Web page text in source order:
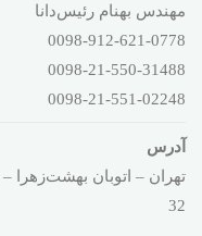
مهندس بهنام رئیس‌دانا
0098-912-621-0778
0098-21-550-31488
0098-21-551-02248
آدرس
32